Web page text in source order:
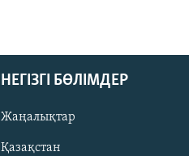
НЕГІЗГІ БӨЛІМДЕР
Жаңалықтар
Қазақстан